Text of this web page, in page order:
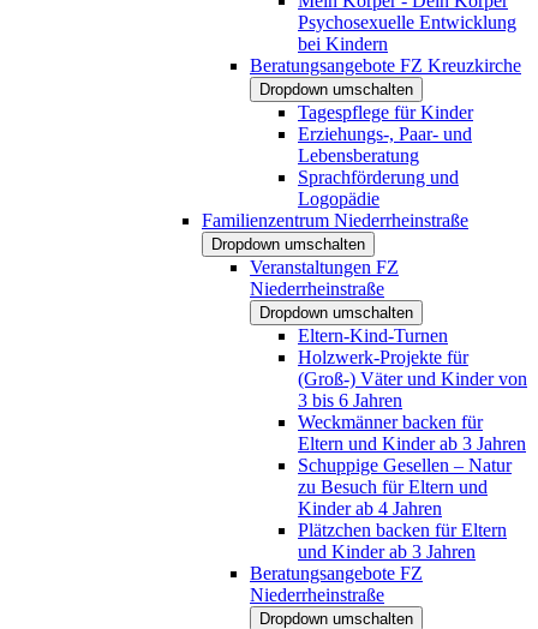
Psychosexuelle Entwicklung
bei Kindern
Beratungsangebote FZ Kreuzkirche
Dropdown umschalten
Tagespflege für Kinder
Erziehungs-, Paar- und
Lebensberatung
Sprachförderung und
Logopädie
Familienzentrum Niederrheinstraße
Dropdown umschalten
Veranstaltungen FZ
Niederrheinstraße
Dropdown umschalten
Eltern-Kind-Turnen
Holzwerk-Projekte für
(Groß-) Väter und Kinder von
3 bis 6 Jahren
Weckmänner backen für
Eltern und Kinder ab 3 Jahren
Schuppige Gesellen – Natur
zu Besuch für Eltern und
Kinder ab 4 Jahren
Plätzchen backen für Eltern
und Kinder ab 3 Jahren
Beratungsangebote FZ
Niederrheinstraße
Dropdown umschalten